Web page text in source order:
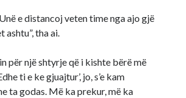
e distancoj veten time nga ajo gjë
ashtu”, tha ai.
për një shtyrje që i kishte bërë më
ti e ke gjuajtur’, jo, s’e kam
ta godas. Më ka prekur, më ka